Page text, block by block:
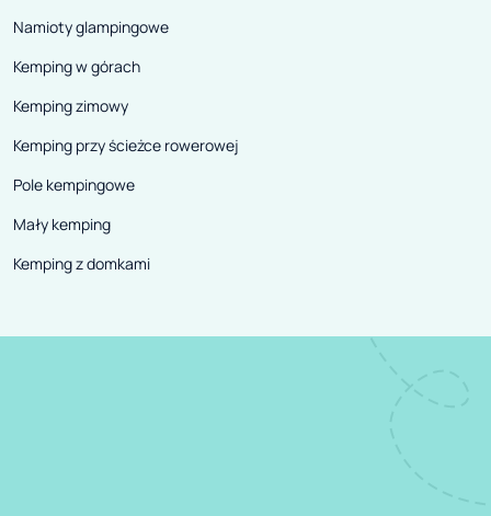
Namioty glampingowe
Kemping w górach
Kemping zimowy
Kemping przy ścieżce rowerowej
Pole kempingowe
Mały kemping
Kemping z domkami